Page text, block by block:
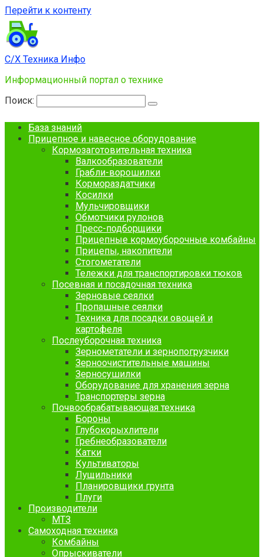
Перейти к контенту
С/Х Техника Инфо
Информационный портал о технике
Поиск:
База знаний
Прицепное и навесное оборудование
Кормозаготовительная техника
Валкообразователи
Грабли-ворошилки
Кормораздатчики
Косилки
Мульчировщики
Обмотчики рулонов
Пресс-подборщики
Прицепные кормоуборочные комбайны
Прицепы, накопители
Стогометатели
Тележки для транспортировки тюков
Посевная и посадочная техника
Зерновые сеялки
Пропашные сеялки
Техника для посадки овощей и
картофеля
Послеуборочная техника
Зернометатели и зернопогрузчики
Зерноочистительные машины
Зерносушилки
Оборудование для хранения зерна
Транспортеры зерна
Почвообрабатывающая техника
Бороны
Глубокорыхлители
Гребнеобразователи
Катки
Культиваторы
Лущильники
Планировщики грунта
Плуги
Производители
МТЗ
Самоходная техника
Комбайны
Опрыскиватели